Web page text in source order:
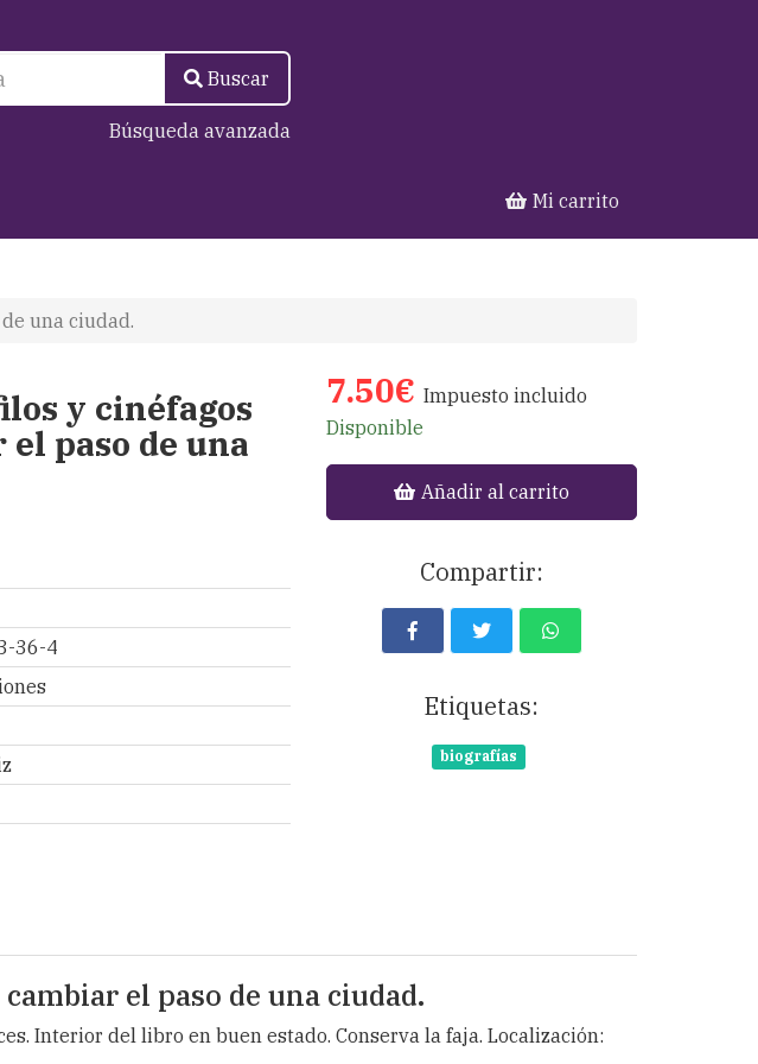
Buscar
Búsqueda avanzada
Mi carrito
una ciudad.
y cinéfagos
paso de una
36-4
7.50€ Impuesto incluido
Disponible
Añadir al carrito
Compartir:
Etiquetas:
biografías
el paso de una ciudad.
Interior del libro en buen estado. Conserva la faja. Localización: